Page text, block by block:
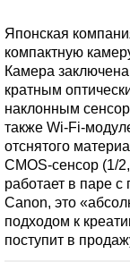
Японская
компактную
Камера
кратным
наклонным
также Wi-Fi-
отснятого
CMOS-сенсор (1/
работает в паре
Canon, это
подходом к
поступит в